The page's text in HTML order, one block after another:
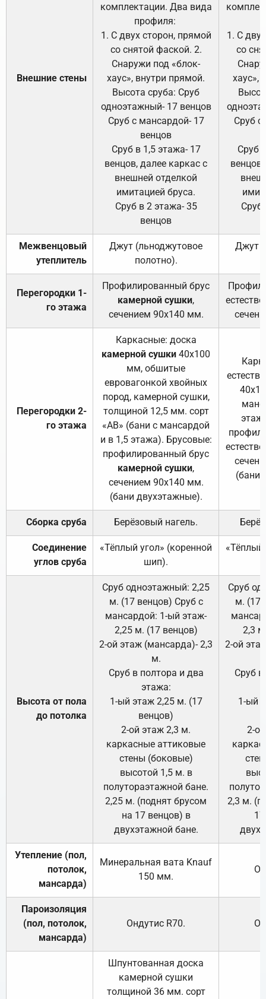
Внешние стены
комплектации. Два вида
профиля:
1. С двух сторон, прямой
со снятой фаской. 2.
Снаружи под «блок-
хаус», внутри прямой.
Высота сруба: Сруб
одноэтажный- 17 венцов
Сруб с мансардой- 17
венцов
Сруб в 1,5 этажа- 17
венцов, далее каркас с
внешней отделкой
имитацией бруса.
Сруб в 2 этажа- 35
венцов
1. С
со
хаус»,
Сруб с
Сруб
Сруб
Межвенцовый
утеплитель
Джут (льноджутовое
полотно).
Джут
Перегородки 1-
го этажа
Профилированный брус
камерной сушки,
сечением 90х140 мм.
Перегородки 2-
го этажа
Каркасные: доска
камерной сушки 40х100
мм, обшитые
евровагонкой хвойных
пород, камерной сушки,
толщиной 12,5 мм. сорт
«АВ» (бани с мансардой
и в 1,5 этажа). Брусовые:
профилированный брус
камерной сушки,
сечением 90х140 мм.
(бани двухэтажные).
(бани
Сборка сруба Берёзовый нагель.
Соединение
углов сруба
«Тёплый угол» (коренной
шип).
«Тёплый
Высота от пола
до потолка
Сруб одноэтажный: 2,25
м. (17 венцов) Сруб с
мансардой: 1-ый этаж-
2,25 м. (17 венцов)
2-ой этаж (мансарда)- 2,3
м.
Сруб в полтора и два
этажа:
1-ый этаж 2,25 м. (17
венцов)
2-ой этаж 2,3 м.
каркасные аттиковые
стены (боковые)
высотой 1,5 м. в
полутораэтажной бане.
2,25 м. (поднят брусом
на 17 венцов) в
двухэтажной бане.
Сруб
м. (17
2,3
2-ой
Сруб
1-ый
2-
2,3 м.
Утепление (пол,
потолок,
мансарда)
Минеральная вата Knauf
150 мм.
Пароизоляция
(пол, потолок,
мансарда)
Ондутис R70.
Шпунтованная доска
камерной сушки
толщиной 36 мм. сорт